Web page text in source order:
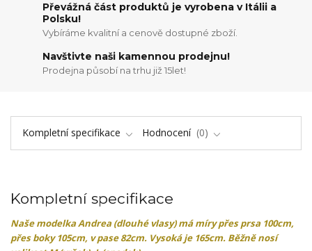
Převážná část produktů je vyrobena v Itálii a
Polsku!
Vybíráme kvalitní a cenově dostupné zboží.
Navštivte naši kamennou prodejnu!
Prodejna působí na trhu již 15let!
Kompletní specifikace Hodnocení 0
Kompletní specifikace
Naše modelkaAndrea (dlouhé vlasy)má míry přes prsa 100cm,
přes boky 105cm, v pase 82cm. Vysoká je 165cm. Běžně nosí